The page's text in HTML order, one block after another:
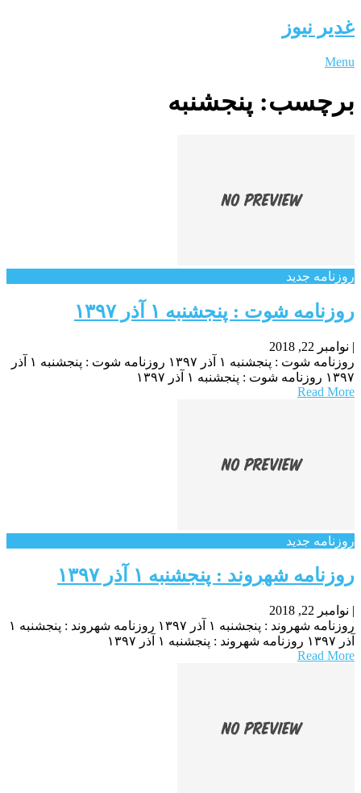
غدیر نیوز
Menu
برچسب: پنجشنبه
روزنامه جدید
روزنامه شوت : پنجشنبه ۱ آذر ۱۳۹۷
| نوامبر 22, 2018
روزنامه شوت : پنجشنبه ۱ آذر ۱۳۹۷ روزنامه شوت : پنجشنبه ۱ آذر
۱۳۹۷ روزنامه شوت : پنجشنبه ۱ آذر ۱۳۹۷
Read More
روزنامه جدید
روزنامه شهروند : پنجشنبه ۱ آذر ۱۳۹۷
| نوامبر 22, 2018
روزنامه شهروند : پنجشنبه ۱ آذر ۱۳۹۷ روزنامه شهروند : پنجشنبه ۱
آذر ۱۳۹۷ روزنامه شهروند : پنجشنبه ۱ آذر ۱۳۹۷
Read More